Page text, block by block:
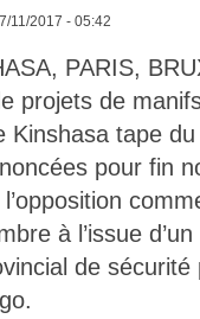
11/2017 - 05:42
PARIS,
projets de
Kinshasa tape
pour fin
à l’issue
de sécurité